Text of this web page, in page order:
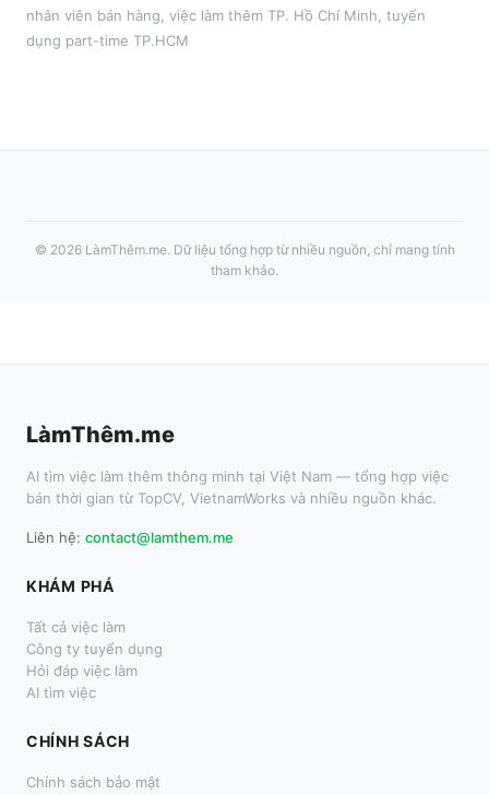
nhân viên bán hàng , việc làm thêm TP. Hồ Chí Minh , tuyển
dụng part-time TP.HCM
© 2026 LàmThêm.me. Dữ liệu tổng hợp từ nhiều nguồn, chỉ mang tính
tham khảo.
LàmThêm.me
AI tìm việc làm thêm thông minh tại Việt Nam — tổng hợp việc
bán thời gian từ TopCV, VietnamWorks và nhiều nguồn khác.
Liên hệ: contact@lamthem.me
KHÁM PHÁ
Tất cả việc làm
Công ty tuyển dụng
Hỏi đáp việc làm
AI tìm việc
CHÍNH SÁCH
Chính sách bảo mật